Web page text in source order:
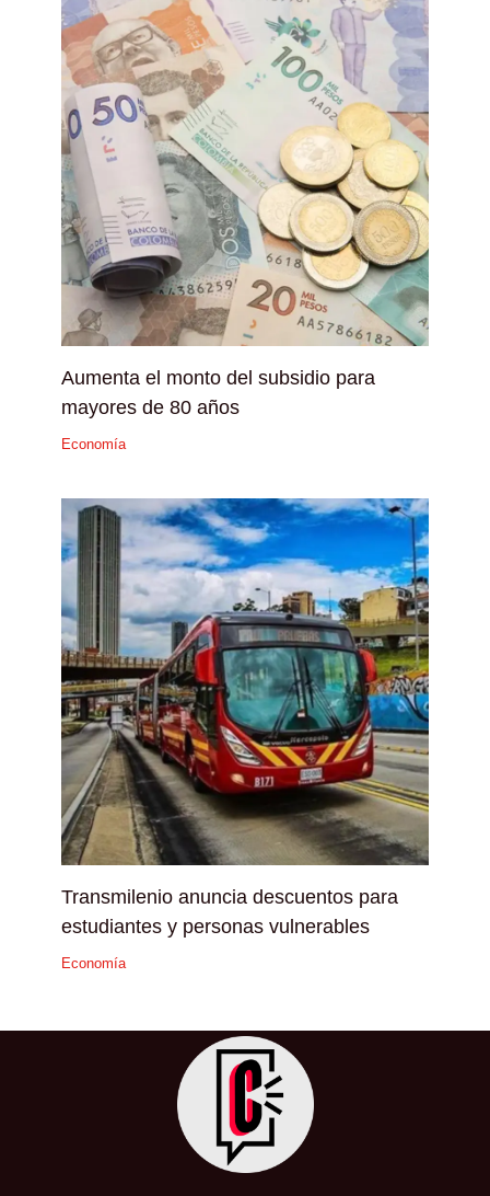
Aumenta el monto del subsidio para
mayores de 80 años
Economía
Transmilenio anuncia descuentos para
estudiantes y personas vulnerables
Economía